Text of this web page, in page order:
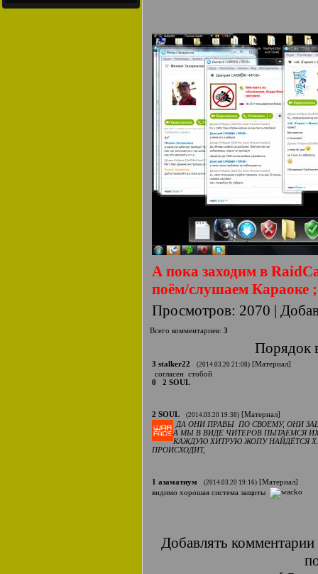
А пока заходим в
поём/слушаем Караоке
Просмотров: 2070 |
Всего комментариев: 3
Порядок
3 stalker22 (2014.03.20 21:08) [Материал]
согласен стобой
0
2 SOUL
2 SOUL (2014.03.20 19:38) [Материал]
ДА ОНИ ПРАВЫ ПО СВОЕМУ, ОНИ
А МЫ В ВИДЕ ЧИТЕРОВ ПЫТАЕМСЯ
КАЖДУЮ ХИТРУЮ ЖОПУ НАЙДЁТСЯ
ПРОИСХОДИТ,
1 азаматиум (2014.03.20 19:16) [Материал]
видимо хорошая система защиты
Добавлять комментарии